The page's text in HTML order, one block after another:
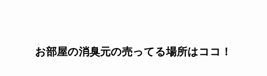
お部屋の消臭元の売ってる場所はココ！